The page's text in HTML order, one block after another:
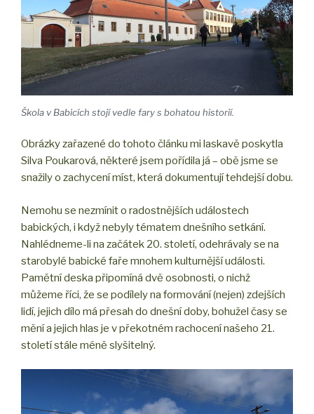
Škola v Babicích stojí vedle fary s bohatou historií.
Obrázky zařazené do tohoto článku mi laskavě poskytla
Silva Poukarová, některé jsem pořídila já – obě jsme se
snažily o zachycení míst, která dokumentují tehdejší dobu.
Nemohu se nezmínit o radostnějších událostech
babických, i když nebyly tématem dnešního setkání.
Nahlédneme-li na začátek 20. století, odehrávaly se na
starobylé babické faře mnohem kulturnější události.
Pamětní deska připomíná dvě osobnosti, o nichž
můžeme říci, že se podílely na formování (nejen) zdejších
lidí, jejich dílo má přesah do dnešní doby, bohužel časy se
mění a jejich hlas je v překotném rachocení našeho 21.
století stále méně slyšitelný.